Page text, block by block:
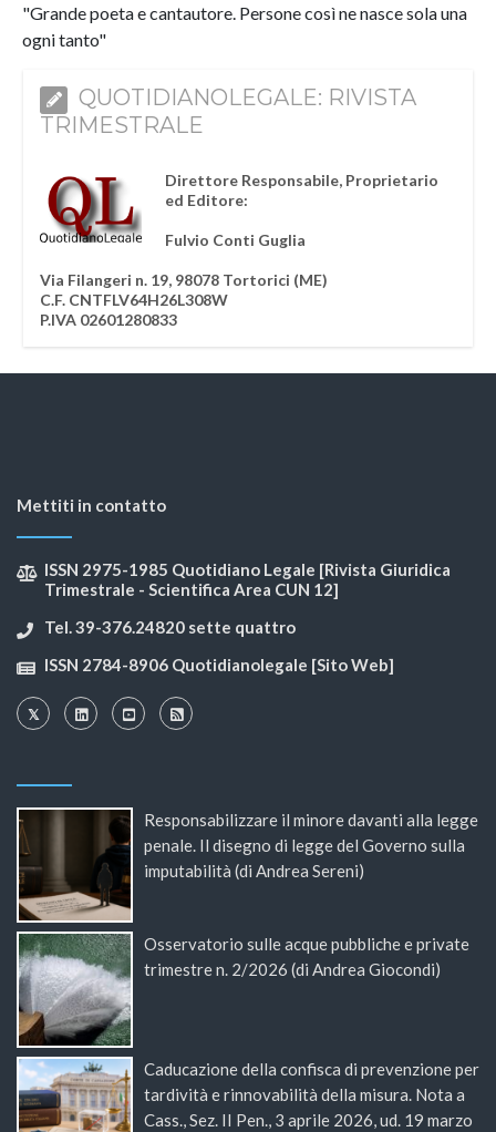
"Grande poeta e cantautore. Persone così ne nasce sola una
ogni tanto"
QUOTIDIANOLEGALE: RIVISTA
TRIMESTRALE
Direttore Responsabile, Proprietario
ed Editore:
Fulvio Conti Guglia
Via Filangeri n. 19, 98078 Tortorici (ME)
C.F. CNTFLV64H26L308W
P.IVA 02601280833
Mettiti in contatto
ISSN 2975-1985 Quotidiano Legale [Rivista Giuridica
Trimestrale - Scientifica Area CUN 12]
Tel. 39-376.24820 sette quattro
ISSN 2784-8906 Quotidianolegale [Sito Web]
Responsabilizzare il minore davanti alla legge
penale. Il disegno di legge del Governo sulla
imputabilità (di Andrea Sereni)
Osservatorio sulle acque pubbliche e private
trimestre n. 2/2026 (di Andrea Giocondi)
Caducazione della confisca di prevenzione per
tardività e rinnovabilità della misura. Nota a
Cass., Sez. II Pen., 3 aprile 2026, ud. 19 marzo